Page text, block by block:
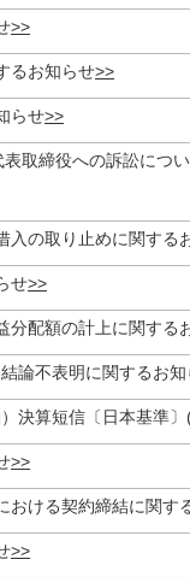
るお知らせ
らせ
取締役への訴訟につ
入の取り止めに関する
せ
分配額の計上に関する
論不表明に関するお知
決算短信〔日本基準〕
おける契約締結に関す